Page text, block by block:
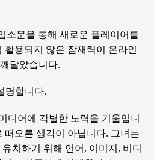
소문을 통해 새로운 플레이어를
활용되지 않은 잠재력이 온라인
달았습니다.
명합니다.
디어에 각별한 노력을 기울입니
떠오른 생각이 아닙니다. 그녀는
치하기 위해 언어, 이미지, 비디